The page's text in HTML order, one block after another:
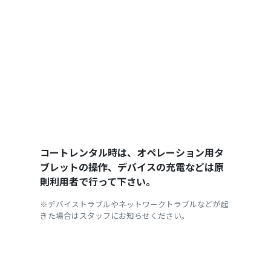
コートレンタル時は、オペレーション用タ
ブレットの操作、デバイスの充電などは原
則利用者で行って下さい。
※デバイストラブルやネットワークトラブルなどが起
きた場合はスタッフにお知らせください。